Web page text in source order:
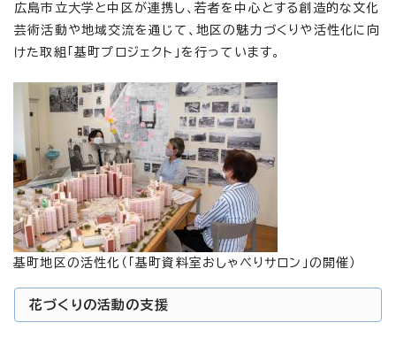
広島市立大学と中区が連携し、若者を中心とする創造的な文化
芸術活動や地域交流を通じて、地区の魅力づくりや活性化に向
けた取組「基町プロジェクト」を行っています。
基町地区の活性化（「基町資料室おしゃべりサロン」の開催）
花づくりの活動の支援